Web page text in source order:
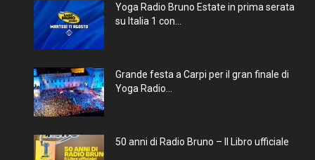
Yoga Radio Bruno Estate in prima serata
su Italia 1 con...
Grande festa a Carpi per il gran finale di
Yoga Radio...
50 anni di Radio Bruno – Il Libro ufficiale